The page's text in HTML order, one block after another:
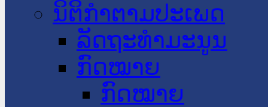
ນິຕິກຳຕາມປະເພດ
ລັດຖະທໍາມະນູນ
ກົດໝາຍ
ກົດໝາຍ